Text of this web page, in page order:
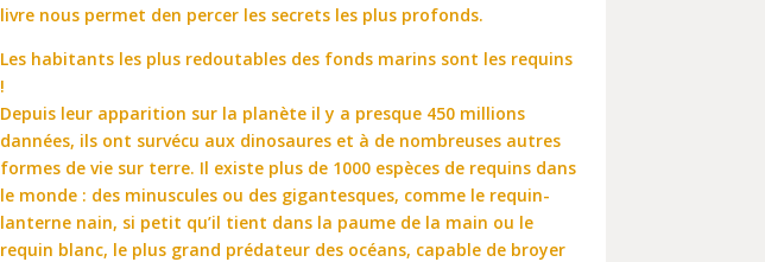
livre nous permet den percer les secrets les plus profonds.
Les habitants les plus redoutables des fonds marins sont les requins
!
Depuis leur apparition sur la planète il y a presque 450 millions
dannées, ils ont survécu aux dinosaures et à de nombreuses autres
formes de vie sur terre. Il existe plus de 1000 espèces de requins dans
le monde : des minuscules ou des gigantesques, comme le requin-
lanterne nain, si petit qu’il tient dans la paume de la main ou le
requin blanc, le plus grand prédateur des océans, capable de broyer